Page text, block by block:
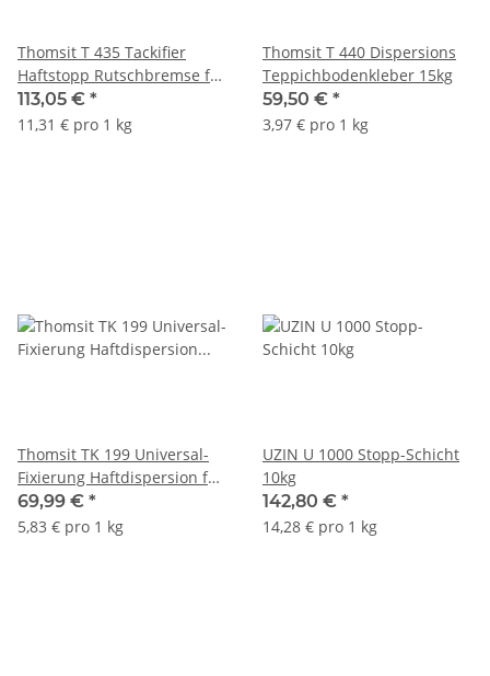
Thomsit T 435 Tackifier
Haftstopp Rutschbremse für
selbstliegende
Teppichfliesen 10kg
113,05 € *
11,31 € pro 1 kg
Thomsit T 440 Dispersions
Teppichbodenkleber 15kg
59,50 € *
3,97 € pro 1 kg
Thomsit TK 199 Universal-
Fixierung Haftdispersion für
Textil- und CV-Beläge 12kg
69,99 € *
5,83 € pro 1 kg
UZIN U 1000 Stopp-Schicht
10kg
142,80 € *
14,28 € pro 1 kg